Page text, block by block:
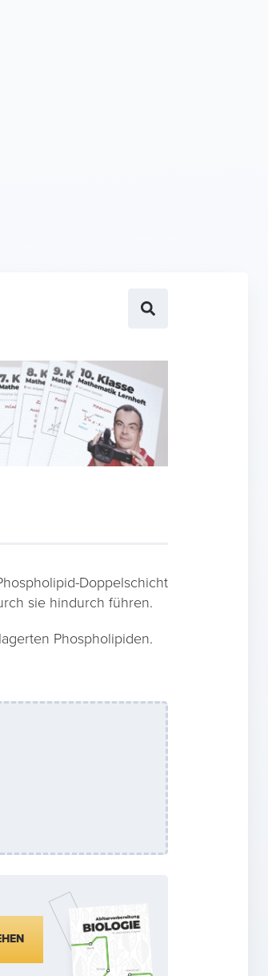
Doppelschicht
sie hindurch führen.
Phospholipiden.